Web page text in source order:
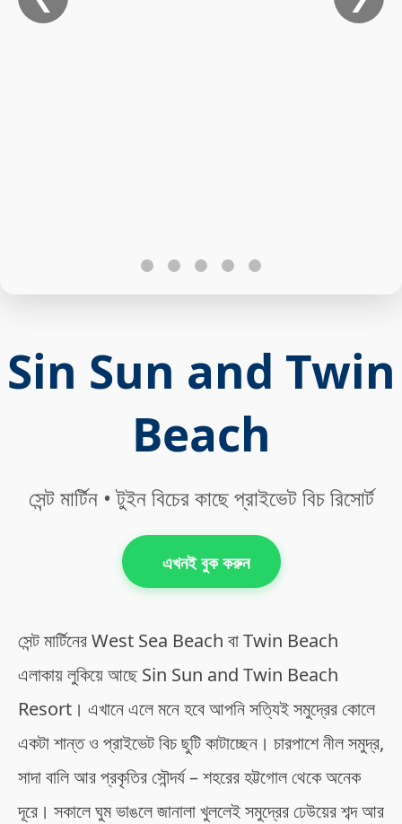
Sin Sun and Twin
Beach
সেন্ট মার্টিন • টুইন বিচের কাছে প্রাইভেট বিচ রিসোর্ট
এখনই বুক করুন
সেন্ট মার্টিনের West Sea Beach বা Twin Beach
এলাকায় লুকিয়ে আছে Sin Sun and Twin Beach
Resort। এখানে এলে মনে হবে আপনি সত্যিই সমুদ্রের কোলে
একটা শান্ত ও প্রাইভেট বিচ ছুটি কাটাচ্ছেন। চারপাশে নীল সমুদ্র,
সাদা বালি আর প্রকৃতির সৌন্দর্য – শহরের হট্টগোল থেকে অনেক
দূরে। সকালে ঘুম ভাঙলে জানালা খুললেই সমুদ্রের ঢেউয়ের শব্দ আর